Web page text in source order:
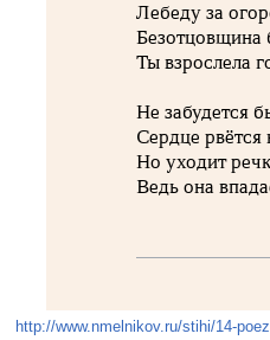
Лебеду за
Безотцовщина
Ты взрослела
Не забудется
Сердце рвётся
Но уходит
Ведь она
http://www.nmelnikov.ru/stihi/14-